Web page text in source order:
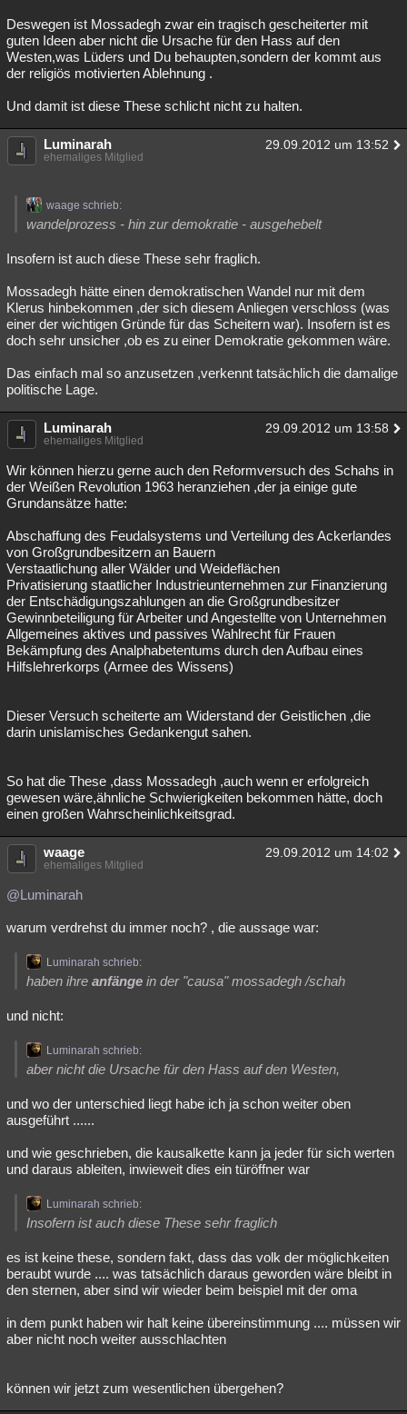
Deswegen ist Mossadegh zwar ein tragisch gescheiterter mit
guten Ideen aber nicht die Ursache für den Hass auf den
Westen,was Lüders und Du behaupten,sondern der kommt aus
der religiös motivierten Ablehnung .
Und damit ist diese These schlicht nicht zu halten.
Luminarah 29.09.2012 um 13:52
ehemaliges Mitglied
waage schrieb:
wandelprozess - hin zur demokratie - ausgehebelt
Insofern ist auch diese These sehr fraglich.
Mossadegh hätte einen demokratischen Wandel nur mit dem
Klerus hinbekommen ,der sich diesem Anliegen verschloss (was
einer der wichtigen Gründe für das Scheitern war). Insofern ist es
doch sehr unsicher ,ob es zu einer Demokratie gekommen wäre.
Das einfach mal so anzusetzen ,verkennt tatsächlich die damalige
politische Lage.
Luminarah 29.09.2012 um 13:58
ehemaliges Mitglied
Wir können hierzu gerne auch den Reformversuch des Schahs in
der Weißen Revolution 1963 heranziehen ,der ja einige gute
Grundansätze hatte:
Abschaffung des Feudalsystems und Verteilung des Ackerlandes
von Großgrundbesitzern an Bauern
Verstaatlichung aller Wälder und Weideflächen
Privatisierung staatlicher Industrieunternehmen zur Finanzierung
der Entschädigungszahlungen an die Großgrundbesitzer
Gewinnbeteiligung für Arbeiter und Angestellte von Unternehmen
Allgemeines aktives und passives Wahlrecht für Frauen
Bekämpfung des Analphabetentums durch den Aufbau eines
Hilfslehrerkorps (Armee des Wissens)
Dieser Versuch scheiterte am Widerstand der Geistlichen ,die
darin unislamisches Gedankengut sahen.
So hat die These ,dass Mossadegh ,auch wenn er erfolgreich
gewesen wäre,ähnliche Schwierigkeiten bekommen hätte, doch
einen großen Wahrscheinlichkeitsgrad.
waage 29.09.2012 um 14:02
ehemaliges Mitglied
@Luminarah
warum verdrehst du immer noch? , die aussage war:
Luminarah schrieb:
haben ihre anfänge in der "causa" mossadegh /schah
und nicht:
Luminarah schrieb:
aber nicht die Ursache für den Hass auf den Westen,
und wo der unterschied liegt habe ich ja schon weiter oben
ausgeführt ......
und wie geschrieben, die kausalkette kann ja jeder für sich werten
und daraus ableiten, inwieweit dies ein türöffner war
Luminarah schrieb:
Insofern ist auch diese These sehr fraglich
es ist keine these, sondern fakt, dass das volk der möglichkeiten
beraubt wurde .... was tatsächlich daraus geworden wäre bleibt in
den sternen, aber sind wir wieder beim beispiel mit der oma
in dem punkt haben wir halt keine übereinstimmung .... müssen wir
aber nicht noch weiter ausschlachten
können wir jetzt zum wesentlichen übergehen?